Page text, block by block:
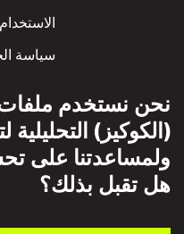
سياسة
نحن نستخدم ملفات
(الكوكيز) التحليلية
ولمساعدتنا على
هل تقبل بذلك؟